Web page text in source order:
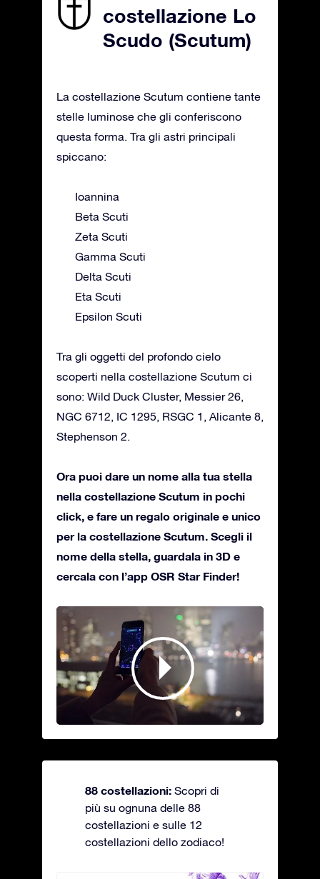
costellazione Lo
Scudo (Scutum)
La costellazione Scutum contiene tante
stelle luminose che gli conferiscono
questa forma. Tra gli astri principali
spiccano:
Ioannina
Beta Scuti
Zeta Scuti
Gamma Scuti
Delta Scuti
Eta Scuti
Epsilon Scuti
Tra gli oggetti del profondo cielo
scoperti nella costellazione Scutum ci
sono: Wild Duck Cluster, Messier 26,
NGC 6712, IC 1295, RSGC 1, Alicante 8,
Stephenson 2.
Ora puoi dare un nome alla tua stella
nella costellazione Scutum in pochi
click, e fare un regalo originale e unico
per la costellazione Scutum. Scegli il
nome della stella, guardala in 3D e
cercala con l’app OSR Star Finder!
88 costellazioni: Scopri di
più su ognuna delle 88
costellazioni e sulle 12
costellazioni dello zodiaco!